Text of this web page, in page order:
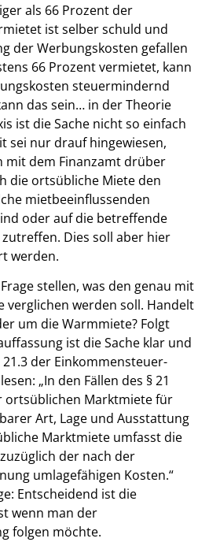
als 66 Prozent der
ist selber schuld und
der Werbungskosten gefallen
66 Prozent vermietet, kann
steuermindernd
das sein… in der Theorie
ist die Sache nicht so einfach
sei nur drauf hingewiesen,
mit dem Finanzamt drüber
die ortsübliche Miete den
mietbeeinflussenden
oder auf die betreffende
Dies soll aber hier
werden.
stellen, was den genau mit
verglichen werden soll. Handelt
um die Warmmiete? Folgt
ist die Sache klar und
der Einkommensteuer-
„In den Fällen des § 21
ortsüblichen Marktmiete für
Art, Lage und Ausstattung
Marktmiete umfasst die
der nach der
umlagefähigen Kosten.“
Entscheidend ist die
wenn man der
folgen möchte.